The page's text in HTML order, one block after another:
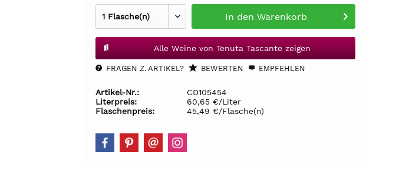
In den Warenkorb
Alle Weine von Tenuta Tascante zeigen
FRAGEN Z. ARTIKEL? BEWERTEN EMPFEHLEN
Artikel-Nr.:
CD105454
Literpreis:
60,65 €/Liter
Flaschenpreis:
45,49 €/Flasche(n)